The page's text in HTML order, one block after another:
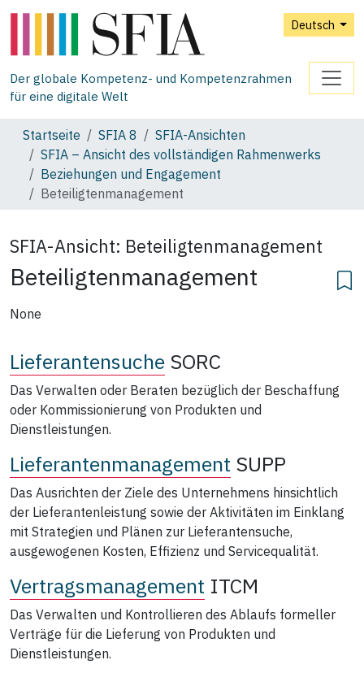
Deutsch
Der globale Kompetenz- und Kompetenzrahmen
für eine digitale Welt
Startseite SFIA 8
SFIA‑Ansichten
SFIA – Ansicht des vollständigen Rahmenwerks
Beziehungen und Engagement
Beteiligtenmanagement
SFIA-Ansicht: Beteiligtenmanagement
Beteiligtenmanagement
None
Lieferantensuche SORC
Das Verwalten oder Beraten bezüglich der Beschaffung
oder Kommissionierung von Produkten und
Dienstleistungen.
Lieferantenmanagement SUPP
Das Ausrichten der Ziele des Unternehmens hinsichtlich
der Lieferantenleistung sowie der Aktivitäten im Einklang
mit Strategien und Plänen zur Lieferantensuche,
ausgewogenen Kosten, Effizienz und Servicequalität.
Vertragsmanagement ITCM
Das Verwalten und Kontrollieren des Ablaufs formeller
Verträge für die Lieferung von Produkten und
Dienstleistungen.